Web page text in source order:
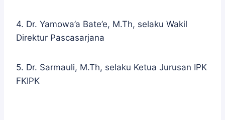
4. Dr. Yamowa’a Bate’e, M.Th, selaku Wakil
Direktur Pascasarjana
5. Dr. Sarmauli, M.Th, selaku Ketua Jurusan IPK
FKIPK